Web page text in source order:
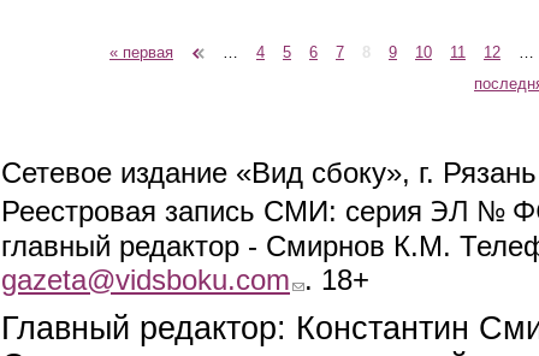
« первая 4 5 6 7 8 9 10 11 12
Сетевое издание «Вид сбоку», г.
Реестровая запись СМИ: серия ЭЛ №
главный редактор - Смирнов К.М.
gazeta@vidsboku.com (link sends e-mail)
. 18+
Главный редактор: Константин